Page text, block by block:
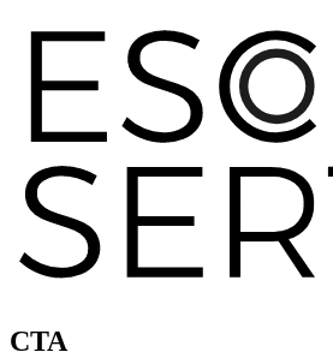
CTA